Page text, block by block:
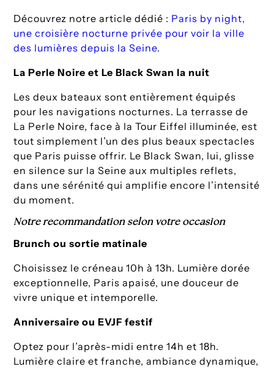
Découvrez notre article dédié : Paris by night,
une croisière nocturne privée pour voir la ville
des lumières depuis la Seine.
La Perle Noire et Le Black Swan la nuit
Les deux bateaux sont entièrement équipés
pour les navigations nocturnes. La terrasse de
La Perle Noire, face à la Tour Eiffel illuminée, est
tout simplement l’un des plus beaux spectacles
que Paris puisse offrir. Le Black Swan, lui, glisse
en silence sur la Seine aux multiples reflets,
dans une sérénité qui amplifie encore l’intensité
du moment.
Notre recommandation selon votre occasion
Brunch ou sortie matinale
Choisissez le créneau 10h à 13h. Lumière dorée
exceptionnelle, Paris apaisé, une douceur de
vivre unique et intemporelle.
Anniversaire ou EVJF festif
Optez pour l’après-midi entre 14h et 18h.
Lumière claire et franche, ambiance dynamique,